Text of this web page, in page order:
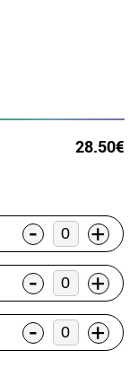
28.50€
- +
- +
- +